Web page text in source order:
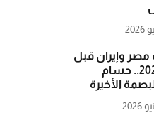
مصر وإيران قبل
كأس العالم 2026.. حسام
الأخيرة